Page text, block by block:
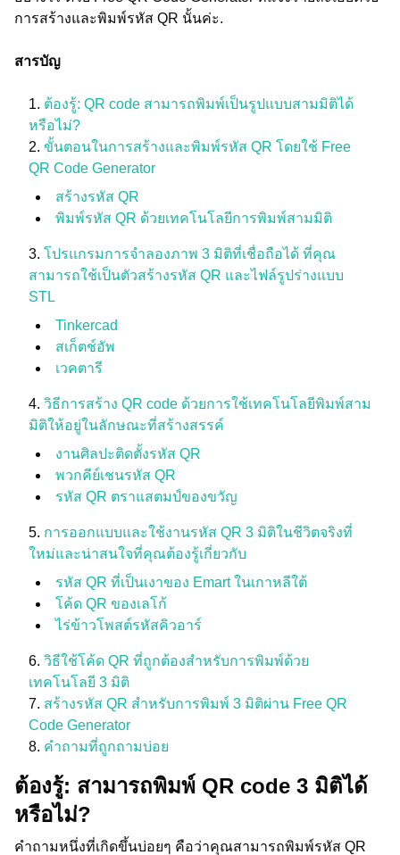
การสร้างและพิมพ์รหัส QR นั้นค่ะ.
สารบัญ
ต้องรู้: QR code สามารถพิมพ์เป็นรูปแบบสามมิติได้
หรือไม่?
ขั้นตอนในการสร้างและพิมพ์รหัส QR โดยใช้ Free
QR Code Generator
สร้างรหัส QR
พิมพ์รหัส QR ด้วยเทคโนโลยีการพิมพ์สามมิติ
โปรแกรมการจำลองภาพ 3 มิติที่เชื่อถือได้ ที่คุณ
สามารถใช้เป็นตัวสร้างรหัส QR และไฟล์รูปร่างแบบ
STL
Tinkercad
สเก็ตช์อัพ
เวคตารี
วิธีการสร้าง QR code ด้วยการใช้เทคโนโลยีพิมพ์สาม
มิติให้อยู่ในลักษณะที่สร้างสรรค์
งานศิลปะติดตั้งรหัส QR
พวกคีย์เชนรหัส QR
รหัส QR ตราแสตมป์ของขวัญ
การออกแบบและใช้งานรหัส QR 3 มิติในชีวิตจริงที่
ใหม่และน่าสนใจที่คุณต้องรู้เกี่ยวกับ
รหัส QR ที่เป็นเงาของ Emart ในเกาหลีใต้
โค้ด QR ของเลโก้
ไร่ข้าวโพสต์รหัสคิวอาร์
วิธีใช้โค้ด QR ที่ถูกต้องสำหรับการพิมพ์ด้วย
เทคโนโลยี 3 มิติ
สร้างรหัส QR สำหรับการพิมพ์ 3 มิติผ่าน Free QR
Code Generator
คำถามที่ถูกถามบ่อย
ต้องรู้: สามารถพิมพ์ QR code 3 มิติได้
หรือไม่?
คำถามหนึ่งที่เกิดขึ้นบ่อยๆ คือว่าคุณสามารถพิมพ์รหัส QR